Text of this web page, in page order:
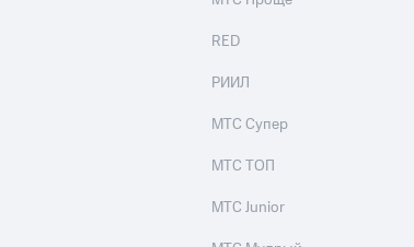
RED
РИИЛ
МТС Супер
МТС ТОП
МТС Junior